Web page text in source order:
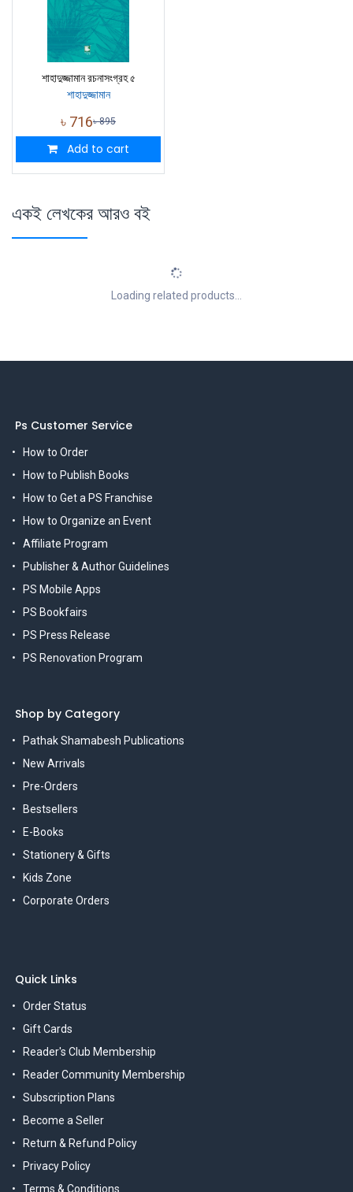
শাহাদুজ্জামান রচনাসংগ্রহ ৫
শাহাদুজ্জামান
৳ 716৳895
Add to cart
একই লেখকের আরও বই
Loading related products...
Ps Customer Service
How to Order
How to Publish Books
How to Get a PS Franchise
How to Organize an Event
Affiliate Program
Publisher & Author Guidelines
PS Mobile Apps
PS Bookfairs
PS Press Release
PS Renovation Program
Shop by Category
Pathak Shamabesh Publications
New Arrivals
Pre-Orders
Bestsellers
E-Books
Stationery & Gifts
Kids Zone
Corporate Orders
Quick Links
Order Status
Gift Cards
Reader's Club Membership
Reader Community Membership
Subscription Plans
Become a Seller
Return & Refund Policy
Privacy Policy
Terms & Conditions